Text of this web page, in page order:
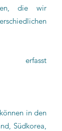
die wir
erfasst
in den
Südkorea,